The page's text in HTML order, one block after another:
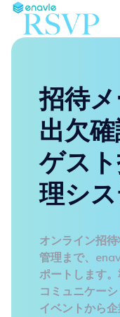
招待
出欠
ゲス
理シ
オンライン招
管理まで、
ポートします
コミュニケー
イベントから